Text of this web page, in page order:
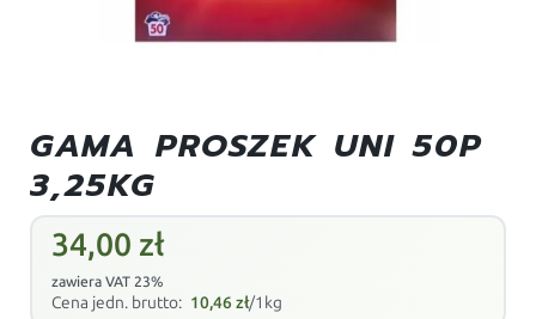
GAMA PROSZEK UNI 50P
3,25KG
34,00 zł
zawiera VAT 23%
Cena jedn. brutto: 10,46zł/1kg